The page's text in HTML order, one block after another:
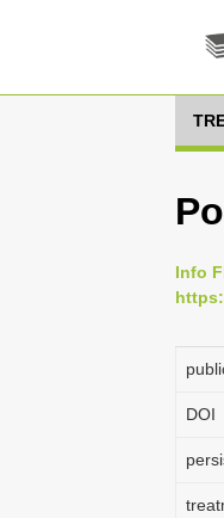
Info
DOI